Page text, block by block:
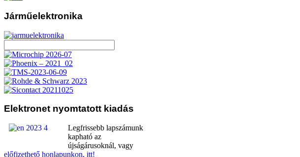
Járműelektronika
Elektronet nyomtatott kiadás
Legfrissebb lapszámunk
kapható az
újságárusoknál, vagy
előfizethető honlapunkon, itt!